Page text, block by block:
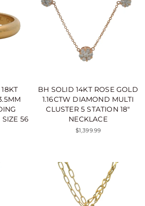
56
BH SOLID 14KT ROSE GOLD
1.16CTW DIAMOND MULTI
CLUSTER 5 STATION 18"
NECKLACE
$1,399.99